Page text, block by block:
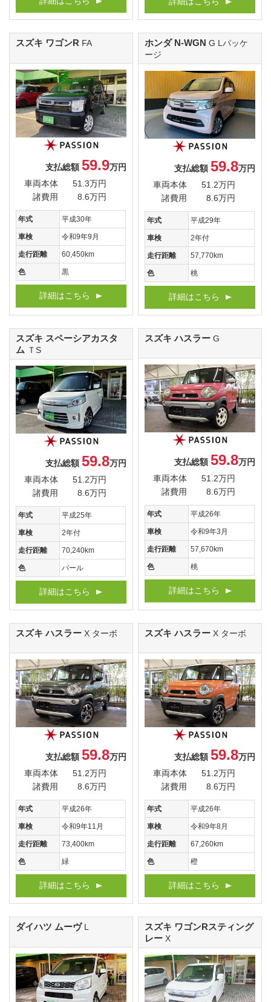
スズキ ワゴンR FA
支払総額 59.9万円
車両本体
51.3万円
諸費用
8.6万円
年式 平成30年
車検 令和9年9月
走行距離 60,450km
色 黒
詳細はこちら
ホンダ N-WGNG Lパッケ
ージ
支払総額 59.8万円
車両本体
51.2万円
諸費用
8.6万円
年式 平成29年
車検 2年付
走行距離 57,770km
色 桃
詳細はこちら
スズキ スペーシアカスタ
ム ＴS
支払総額 59.8万円
車両本体
51.2万円
諸費用
8.6万円
年式 平成25年
車検 2年付
走行距離 70,240km
色 パール
詳細はこちら
スズキ ハスラーG
支払総額 59.8万円
車両本体
51.2万円
諸費用
8.6万円
年式 平成26年
車検 令和9年3月
走行距離 57,670km
色 桃
詳細はこちら
スズキ ハスラー X ターボ
支払総額 59.8万円
車両本体
51.2万円
諸費用
8.6万円
年式 平成26年
車検 令和9年11月
走行距離 73,400km
色 緑
詳細はこちら
スズキ ハスラー X ターボ
支払総額 59.8万円
車両本体
51.2万円
諸費用
8.6万円
年式 平成26年
車検 令和9年8月
走行距離 67,260km
色 橙
詳細はこちら
ダイハツ ムーヴ L
スズキ ワゴンRスティング
レー X